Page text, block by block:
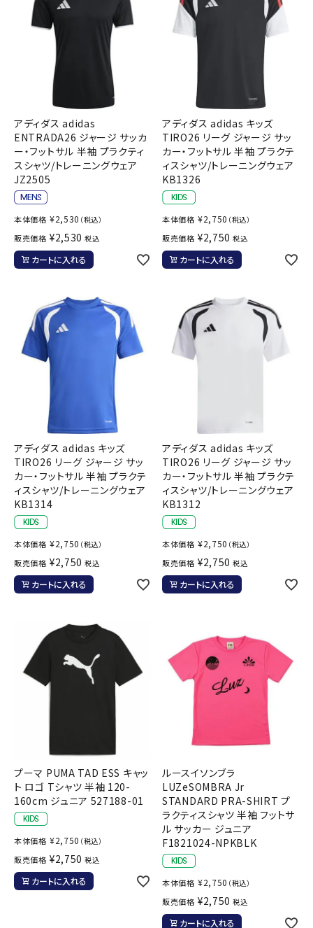
アディダス adidas
ENTRADA26 ジャージ サッカ
ー・フットサル 半袖 プラクティ
スシャツ/トレーニングウェア
JZ2505
本体価格 ¥2,530 （税込）
販売価格 ¥2,530 税込
カートに入れる
アディダス adidas キッズ
TIRO26 リーグ ジャージ サッ
カー・フットサル 半袖 プラクテ
ィスシャツ/トレーニングウェア
KB1326
本体価格 ¥2,750 （税込）
販売価格 ¥2,750 税込
カートに入れる
アディダス adidas キッズ
TIRO26 リーグ ジャージ サッ
カー・フットサル 半袖 プラクテ
ィスシャツ/トレーニングウェア
KB1314
本体価格 ¥2,750 （税込）
販売価格 ¥2,750 税込
カートに入れる
アディダス adidas キッズ
TIRO26 リーグ ジャージ サッ
カー・フットサル 半袖 プラクテ
ィスシャツ/トレーニングウェア
KB1312
本体価格 ¥2,750 （税込）
販売価格 ¥2,750 税込
カートに入れる
プーマ PUMA TAD ESS キャッ
ト ロゴ Tシャツ 半袖 120-
160cm ジュニア 527188-01
本体価格 ¥2,750 （税込）
販売価格 ¥2,750 税込
カートに入れる
ルースイソンブラ
LUZeSOMBRA Jr
STANDARD PRA-SHIRT プ
ラクティスシャツ 半袖 フットサ
ル サッカー ジュニア
F1821024-NPKBLK
本体価格 ¥2,750 （税込）
販売価格 ¥2,750 税込
カートに入れる